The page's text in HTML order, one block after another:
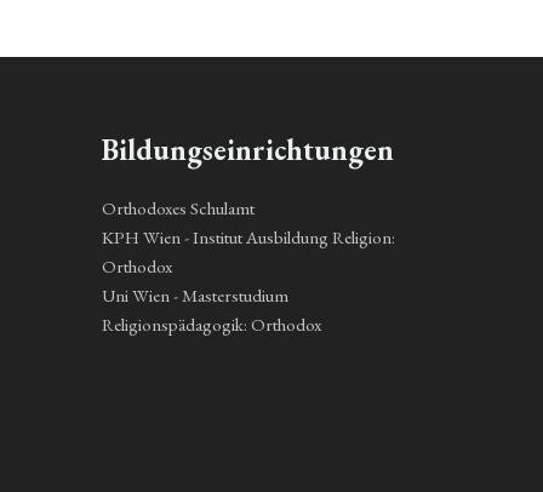
Bildungseinrichtungen
Orthodoxes Schulamt
KPH Wien - Institut Ausbildung Religion:
Orthodox
Uni Wien - Masterstudium
Religionspädagogik: Orthodox